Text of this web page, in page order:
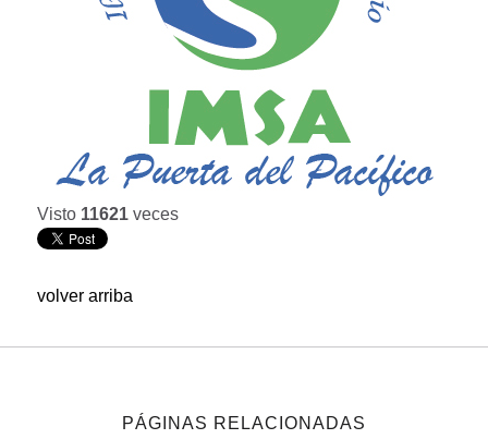
Visto 11621 veces
volver arriba
PÁGINAS RELACIONADAS